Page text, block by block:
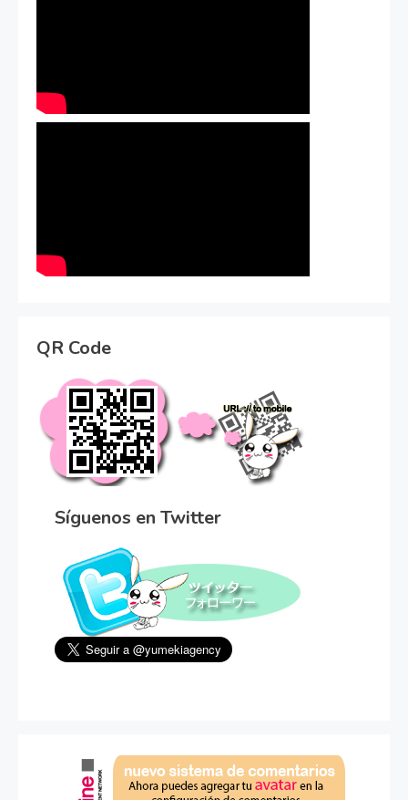
QR Code
Síguenos en Twitter